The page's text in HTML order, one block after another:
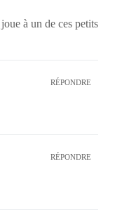
à un de ces petits
RÉPONDRE
RÉPONDRE